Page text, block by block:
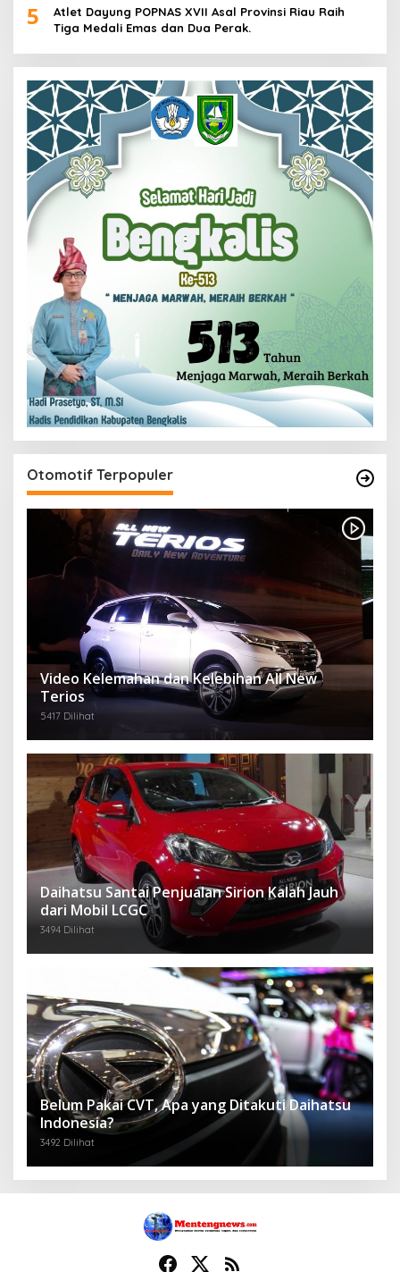
5
Atlet Dayung POPNAS XVII Asal Provinsi Riau Raih
Tiga Medali Emas dan Dua Perak.
Otomotif Terpopuler
Video Kelemahan dan Kelebihan All New
Terios
5417 Dilihat
Daihatsu Santai Penjualan Sirion Kalah Jauh
dari Mobil LCGC
3494 Dilihat
Belum Pakai CVT, Apa yang Ditakuti Daihatsu
Indonesia?
3492 Dilihat